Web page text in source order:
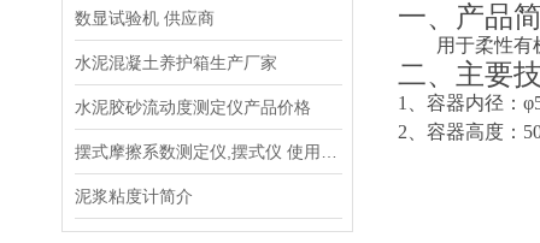
数显试验机 供应商
水泥混凝土养护箱生产厂家
水泥胶砂流动度测定仪产品价格
泥浆粘度计简介
一、 产品
用于柔性有
二、 主要
1、 容器内径：
2、容器高度：